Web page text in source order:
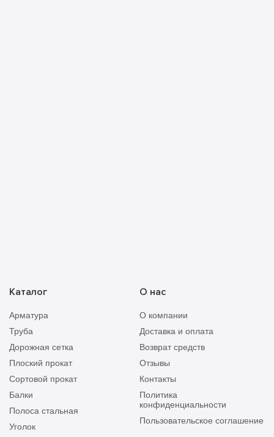
Каталог
Арматура
Труба
Дорожная сетка
Плоский прокат
Сортовой прокат
Балки
Полоса стальная
Уголок
О нас
О компании
Доставка и оплата
Возврат средств
Отзывы
Контакты
Политика
конфиденциальности
Пользовательское соглашение